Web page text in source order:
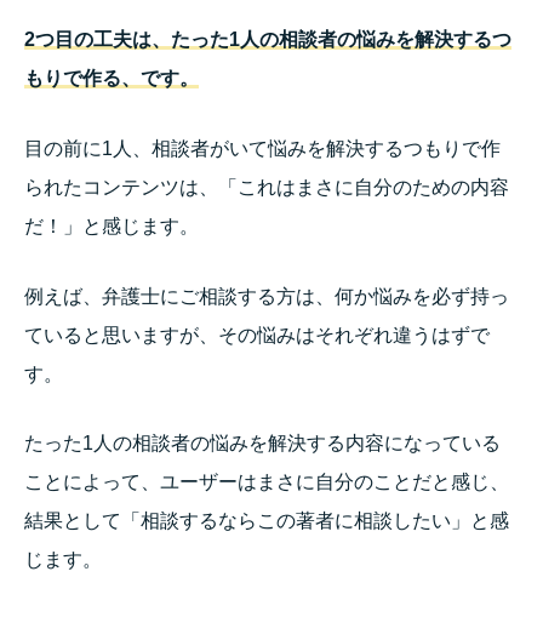
2つ目の工夫は、たった1人の相談者の悩みを解決するつ
もりで作る、です。
目の前に1人、相談者がいて悩みを解決するつもりで作
られたコンテンツは、「これはまさに自分のための内容
だ！」と感じます。
例えば、弁護士にご相談する方は、何か悩みを必ず持っ
ていると思いますが、その悩みはそれぞれ違うはずで
す。
たった1人の相談者の悩みを解決する内容になっている
ことによって、ユーザーはまさに自分のことだと感じ、
結果として「相談するならこの著者に相談したい」と感
じます。